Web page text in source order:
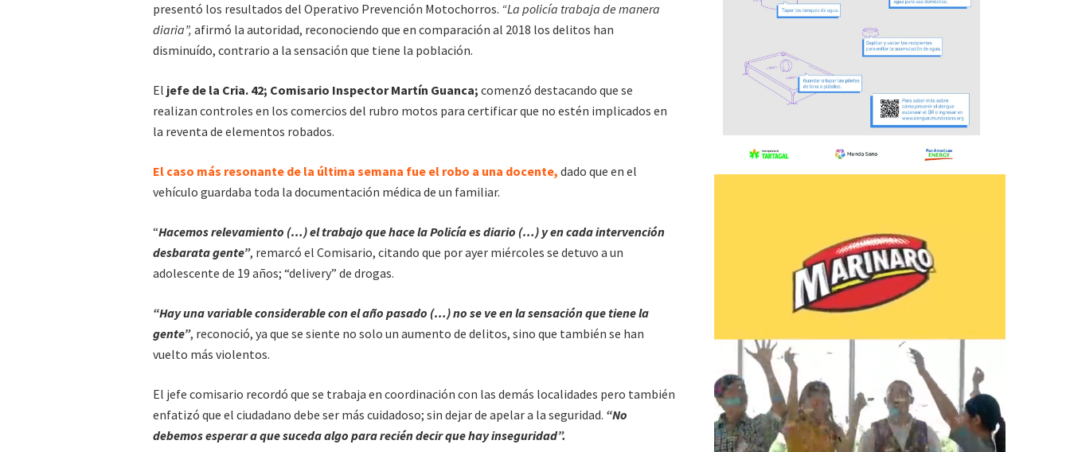
presentó los resultados del Operativo Prevención Motochorros. “La policía trabaja de manera
diaria”, afirmó la autoridad, reconociendo que en comparación al 2018 los delitos han
disminuído, contrario a la sensación que tiene la población.
El jefe de la Cria. 42; Comisario Inspector Martín Guanca; comenzó destacando que se
realizan controles en los comercios del rubro motos para certificar que no estén implicados en
la reventa de elementos robados.
El caso más resonante de la última semana fue el robo a una docente, dado que en el
vehículo guardaba toda la documentación médica de un familiar.
“Hacemos relevamiento (…) el trabajo que hace la Policía es diario (…) y en cada intervención
desbarata gente”, remarcó el Comisario, citando que por ayer miércoles se detuvo a un
adolescente de 19 años; “delivery” de drogas.
“Hay una variable considerable con el año pasado (…) no se ve en la sensación que tiene la
gente”, reconoció, ya que se siente no solo un aumento de delitos, sino que también se han
vuelto más violentos.
El jefe comisario recordó que se trabaja en coordinación con las demás localidades pero también
enfatizó que el ciudadano debe ser más cuidadoso; sin dejar de apelar a la seguridad. “No
debemos esperar a que suceda algo para recién decir que hay inseguridad”.